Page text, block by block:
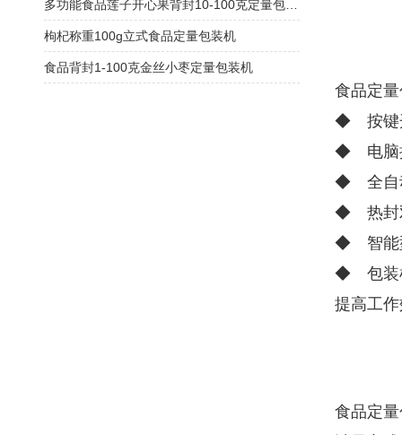
食品定
◆ 按键
◆ 电脑
◆ 全自
◆ 热封
◆ 智能
◆ 包装
提高工
食品定
枸杞称重100g立式食品定量包装机
食品背封1-100克金丝小枣定量包装机